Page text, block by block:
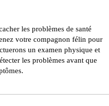
les problèmes de santé
votre compagnon félin pour
un examen physique et
les problèmes avant que